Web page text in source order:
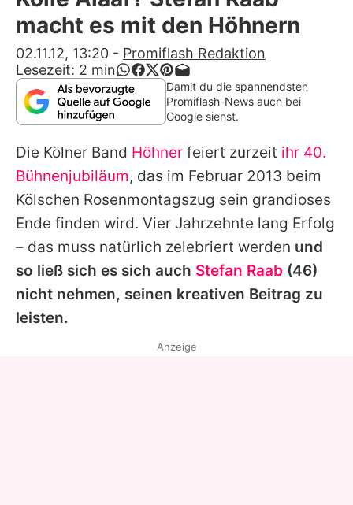
Alle Themen auf Promiflash
App runterladen
Team
Redaktionelle Richtlinien
Impressum
Datenschutzerklärung
Nutzungsbedingungen
Utiq verwalten
macht es mit den Höhnern
02.11.12, 13:20 - Promiflash Redaktion
Lesezeit: 2 min
Damit du die spannendsten
Promiflash-News auch bei
Google siehst.
Die Kölner Band Höhner feiert zurzeit ihr 40.
Bühnenjubiläum, das im Februar 2013 beim
Kölschen Rosenmontagszug sein grandioses
Ende finden wird. Vier Jahrzehnte lang Erfolg
– das muss natürlich zelebriert werden und
so ließ sich es sich auch Stefan Raab (46)
nicht nehmen, seinen kreativen Beitrag zu
leisten.
Anzeige